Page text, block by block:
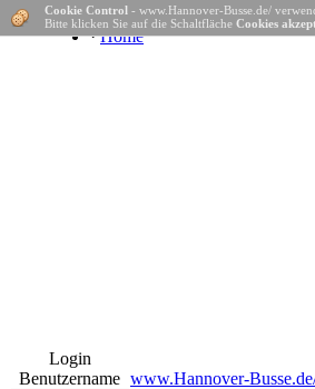
· Home
Login
Benutzername
Cookie Control - www.Hannover-Busse.de/
Bitte klicken Sie auf die Schaltfläche Cookies
www.Hannover-